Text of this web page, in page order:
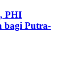
PHI
bagi Putra-